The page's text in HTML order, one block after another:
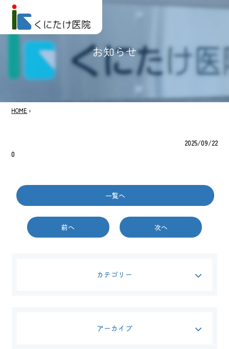
お知らせ
HOME ›
2025/09/22
0
前へ
一覧へ
次へ
カテゴリー
アーカイブ